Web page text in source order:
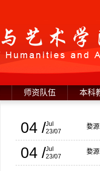
师资队伍 本科
04 /Jul
23/07
婺
04 /Jul
23/07
婺